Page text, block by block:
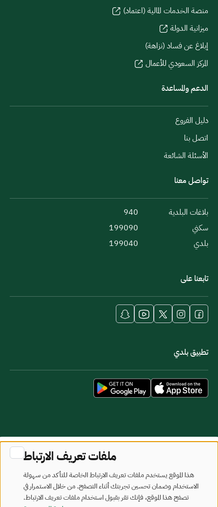
منصة الخدمات المالية (اعتماد)
ميزانية الدولة
إبلاغ عن فساد (نزاهة)
المركز السعودي للأعمال
الدعم والمساعدة
دليل الفروع
اتصل بنا
الأسئلة الشائعة
تواصل معنا
بلاغات البلدية
940
سكني
199090
بلدي
199040
تابعنا على
تطبيق بلدي
خريطة الموقعشروط الاستخدام
تم تطويره وصيانته بواسطة وزارة البلديات والإسكان
آخر تحديث: 2026/08/07
ملفات تعريف الارتباط
هذا الموقع يستخدم ملفات تعريف الارتباط الخاصة للتأكد من سهولة
الاستخدام وضمان تحسين تجربتك أثناء التصفح. من خلال الاستمرار في
تصفح هذا الموقع، فإنك تقر بقبول استخدام ملفات تعريف الارتباط.